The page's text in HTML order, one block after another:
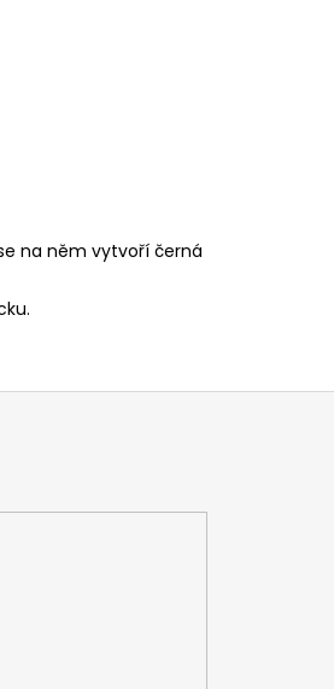
na něm vytvoří černá